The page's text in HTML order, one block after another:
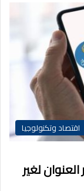
اقتصاد وتكنولوجيا
لغير